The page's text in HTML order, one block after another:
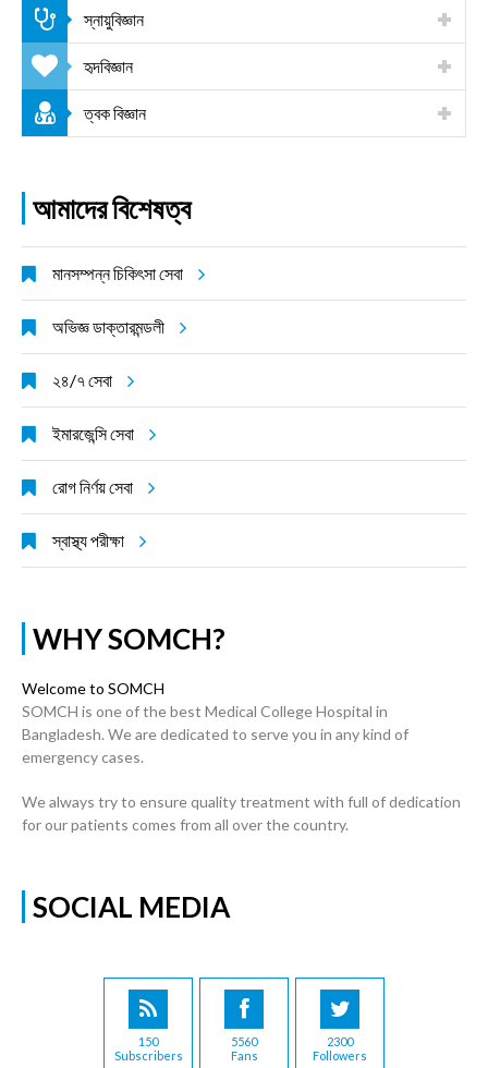
স্নায়ুবিজ্ঞান
হৃদবিজ্ঞান
ত্বক বিজ্ঞান
আমাদের বিশেষত্ব
মানসম্পন্ন চিকিৎসা সেবা
অভিজ্ঞ ডাক্তারমন্ডলী
২৪/৭ সেবা
ইমারজেন্সি সেবা
রোগ নির্ণয় সেবা
স্বাস্থ্য পরীক্ষা
WHY SOMCH?
Welcome to SOMCH
SOMCH is one of the best Medical College Hospital in
Bangladesh. We are dedicated to serve you in any kind of
emergency cases.
We always try to ensure quality treatment with full of dedication
for our patients comes from all over the country.
SOCIAL MEDIA
150
Subscribers
5560
Fans
2300
Followers